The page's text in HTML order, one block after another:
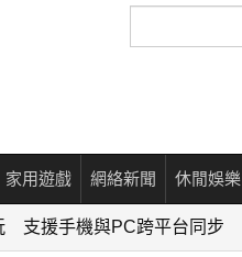
尋
家用遊戲 網絡新聞 休閒娛樂
支援手機與PC跨平台同步